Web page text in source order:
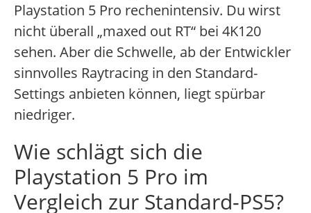
Playstation 5 Pro rechenintensiv. Du wirst
nicht überall „maxed out RT“ bei 4K120
sehen. Aber die Schwelle, ab der Entwickler
sinnvolles Raytracing in den Standard-
Settings anbieten können, liegt spürbar
niedriger.
Wie schlägt sich die
Playstation 5 Pro im
Vergleich zur Standard-PS5?